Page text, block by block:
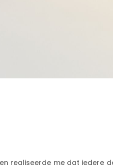
realiseerde me dat iedere